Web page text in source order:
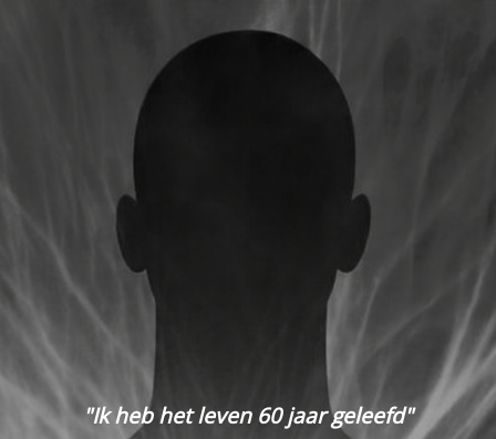
"Ik heb het leven 60 jaar geleefd"